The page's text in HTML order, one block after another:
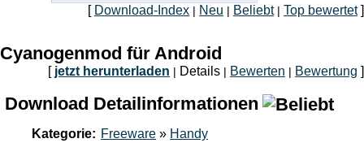
[ Download-Index Neu Beliebt Top bewertet]
Cyanogenmod für Android
[ jetzt herunterladen Details Bewerten Bewertung ]
Download Detailinformationen
Kategorie: Freeware » Handy